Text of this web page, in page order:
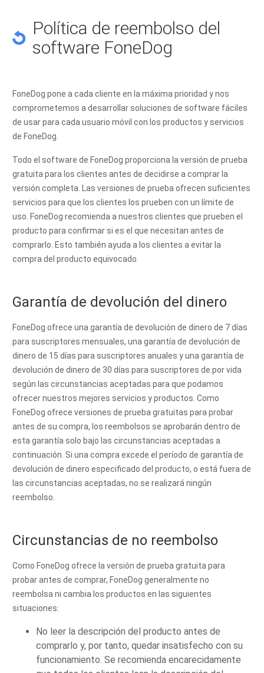
Política de reembolso del
software FoneDog
FoneDog pone a cada cliente en la máxima prioridad y nos
comprometemos a desarrollar soluciones de software fáciles
de usar para cada usuario móvil con los productos y servicios
de FoneDog.
Todo el software de FoneDog proporciona la versión de prueba
gratuita para los clientes antes de decidirse a comprar la
versión completa. Las versiones de prueba ofrecen suficientes
servicios para que los clientes los prueben con un límite de
uso. FoneDog recomienda a nuestros clientes que prueben el
producto para confirmar si es el que necesitan antes de
comprarlo. Esto también ayuda a los clientes a evitar la
compra del producto equivocado.
Garantía de devolución del dinero
FoneDog ofrece una garantía de devolución de dinero de 7 días
para suscriptores mensuales, una garantía de devolución de
dinero de 15 días para suscriptores anuales y una garantía de
devolución de dinero de 30 días para suscriptores de por vida
según las circunstancias aceptadas para que podamos
ofrecer nuestros mejores servicios y productos. Como
FoneDog ofrece versiones de prueba gratuitas para probar
antes de su compra, los reembolsos se aprobarán dentro de
esta garantía solo bajo las circunstancias aceptadas a
continuación. Si una compra excede el período de garantía de
devolución de dinero especificado del producto, o está fuera de
las circunstancias aceptadas, no se realizará ningún
reembolso.
Circunstancias de no reembolso
Como FoneDog ofrece la versión de prueba gratuita para
probar antes de comprar, FoneDog generalmente no
reembolsa ni cambia los productos en las siguientes
situaciones:
No leer la descripción del producto antes de
comprarlo y, por tanto, quedar insatisfecho con su
funcionamiento. Se recomienda encarecidamente